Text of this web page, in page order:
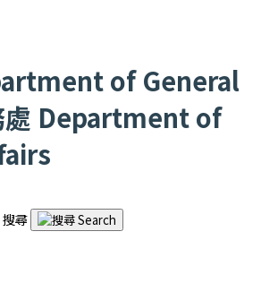
of General
Department of
搜尋